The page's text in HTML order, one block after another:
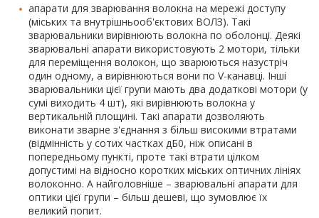
апарати для зварювання волокна на мережі доступу
(міських та внутрішньооб'єктових ВОЛЗ). Такі
зварювальники вирівнюють волокна по оболонці. Деякі
зварювальні апарати використовують 2 мотори, тільки
для переміщення волокон, що зварюються назустріч
один одному, а вирівнюються вони по V-канавці. Інші
зварювальники цієї групи мають два додаткові мотори (у
сумі виходить 4 шт), які вирівнюють волокна у
вертикальній площині. Такі апарати дозволяють
виконати зварне з'єднання з більш високими втратами
(відмінність у сотих частках дБ0, ніж описані в
попередньому пункті, проте такі втрати цілком
допустимі на відносно коротких міських оптичних лініях
волоконно. А найголовніше – зварювальні апарати для
оптики цієї групи – більш дешеві, що зумовлює їх
великий попит.